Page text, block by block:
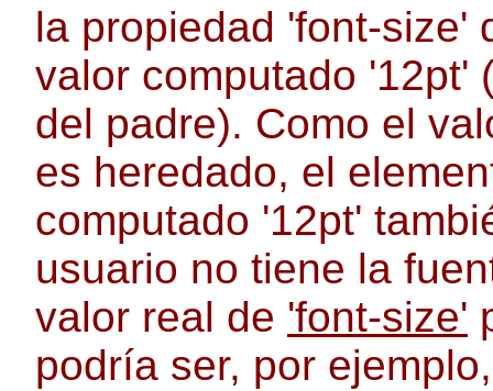
la propiedad 'font-size'
valor computado '12pt'
del padre). Como el
es heredado, el
computado '12pt'
usuario no tiene la
valor real de 'font-size'
podría ser, por